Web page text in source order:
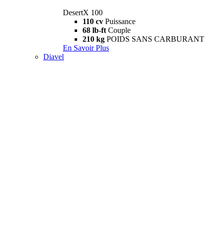
DesertX 100
110 cv Puissance
68 lb-ft Couple
210 kg POIDS SANS CARBURANT
En Savoir Plus
Diavel